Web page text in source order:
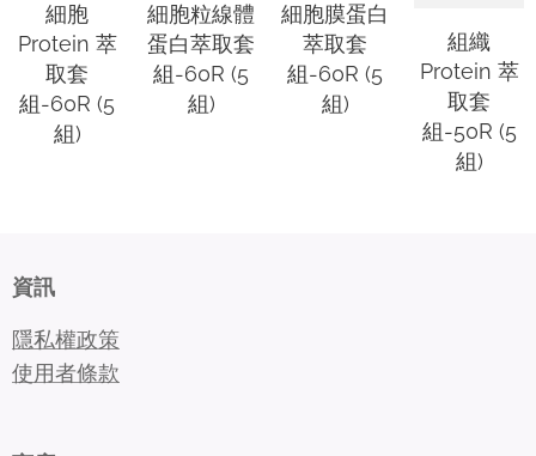
細胞
Protein 萃
取套
組-60R (5
組)
細胞粒線體
蛋白萃取套
組-60R (5
組)
細胞膜蛋白
萃取套
組-60R (5
組)
組織
Protein 萃
取套
組-50R (5
組)
資訊
隱私權政策
使用者條款